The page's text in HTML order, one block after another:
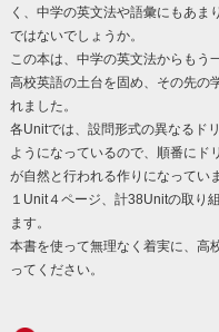
く、中学の英文法や語彙にもあ
ではないでしょうか。
この本は、中学の英文法からもう
高校英語の土台を固め、その先の
れました。
各Unitでは、設問形式の異なるド
ようになっているので、順番にド
が自然と行われる作りになってい
１Unit４ページ、計38Unitの取り
ます。
本書を使って無理なく着実に、高
ってください。